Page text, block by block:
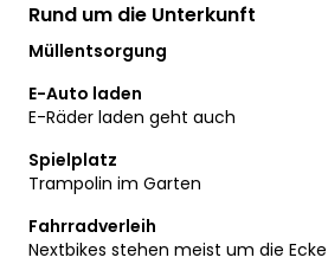
Rund um die Unterkunft
Müllentsorgung
E-Auto laden
E-Räder laden geht auch
Spielplatz
Trampolin im Garten
Fahrradverleih
Nextbikes stehen meist um die Ecke